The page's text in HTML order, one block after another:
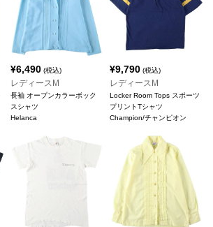
¥6,490(税込)
レディースM
長袖 オープンカラーボック
スシャツ
Helanca
¥9,790 (税込)
レディースM
Locker Room Tops スポーツ
プリントTシャツ
Champion/チャンピオン